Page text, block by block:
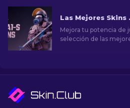
Las
Mejora tu potencia de
selección de las